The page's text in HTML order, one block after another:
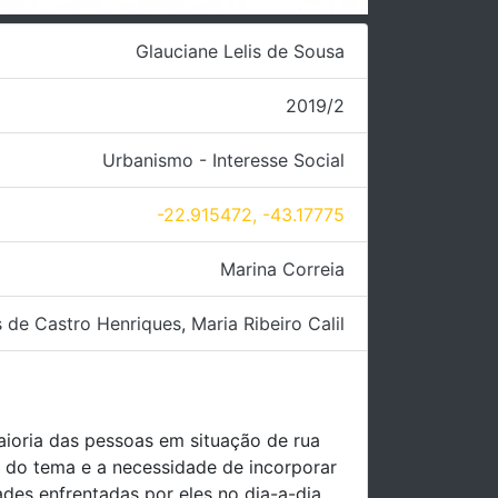
Glauciane Lelis de Sousa
2019/2
Urbanismo - Interesse Social
-22.915472, -43.17775
Marina Correia
de Castro Henriques, Maria Ribeiro Calil
das pessoas em situação de rua
tema e a necessidade de incorporar
enfrentadas por eles no dia-a-dia.